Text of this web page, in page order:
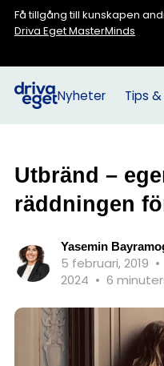
Få tillgång till kunskapen
Driva Eget MasterMinds
Nyheter Tips
Utbränd –
räddningen
Yasemin
5 februari, 2019 •
2024 • 6